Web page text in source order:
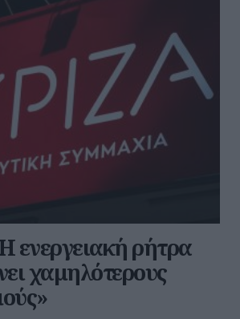
ενεργειακή ρήτρα
χαμηλότερους